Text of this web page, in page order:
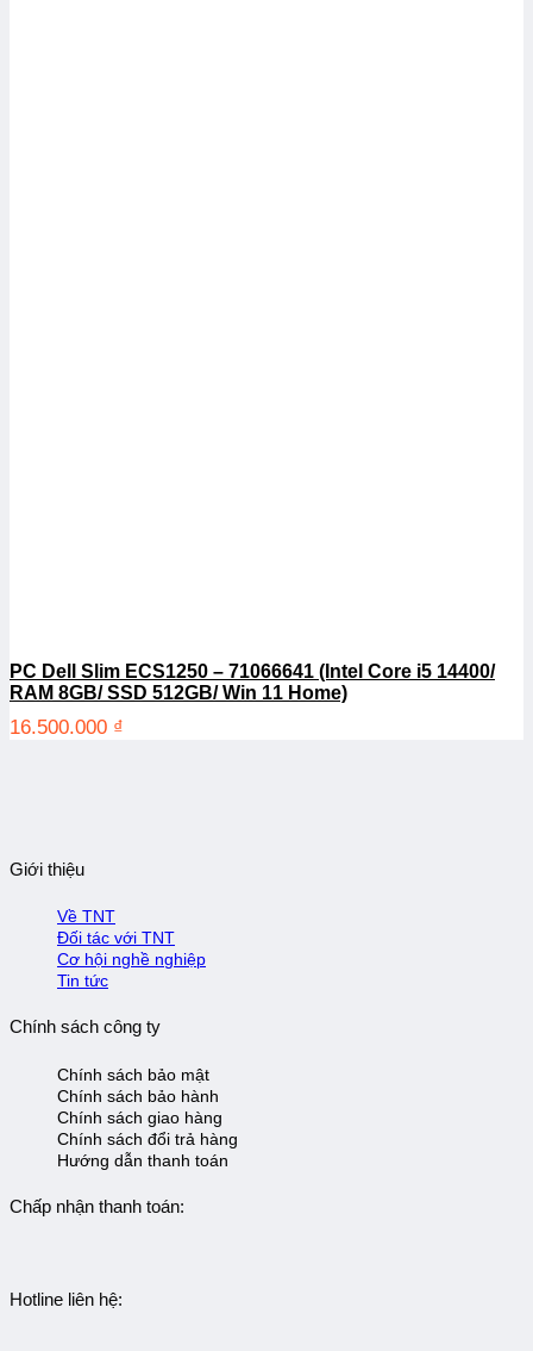
PC Dell Slim ECS1250 – 71066641 (Intel Core i5 14400/
RAM 8GB/ SSD 512GB/ Win 11 Home)
16.500.000 ₫
Giới thiệu
Về TNT
Đối tác với TNT
Cơ hội nghề nghiệp
Tin tức
Chính sách công ty
Chính sách bảo mật
Chính sách bảo hành
Chính sách giao hàng
Chính sách đổi trả hàng
Hướng dẫn thanh toán
Chấp nhận thanh toán:
Hotline liên hệ: